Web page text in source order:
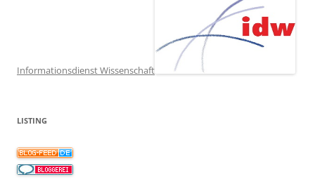
Informationsdienst Wissenschaft
LISTING